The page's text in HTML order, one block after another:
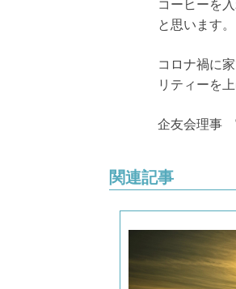
と思います。
コロナ禍に
リティーを
企友会理事
関連記事